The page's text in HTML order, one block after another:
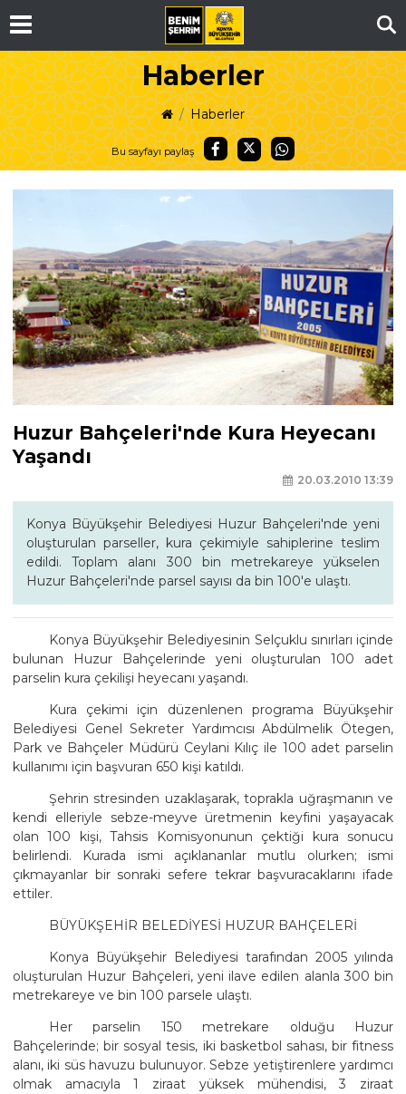
Haberler
Haberler
Bu sayfayı paylaş
Huzur Bahçeleri'nde Kura Heyecanı
Yaşandı
20.03.2010 13:39
Konya Büyükşehir Belediyesi Huzur Bahçeleri'nde yeni
oluşturulan parseller, kura çekimiyle sahiplerine teslim
edildi. Toplam alanı 300 bin metrekareye yükselen
Huzur Bahçeleri'nde parsel sayısı da bin 100'e ulaştı.
Konya Büyükşehir Belediyesinin Selçuklu sınırları içinde
bulunan Huzur Bahçelerinde yeni oluşturulan 100 adet
parselin kura çekilişi heyecanı yaşandı.
Kura çekimi için düzenlenen programa Büyükşehir
Belediyesi Genel Sekreter Yardımcısı Abdülmelik Ötegen,
Park ve Bahçeler Müdürü Ceylani Kılıç ile 100 adet parselin
kullanımı için başvuran 650 kişi katıldı.
Şehrin stresinden uzaklaşarak, toprakla uğraşmanın ve
kendi elleriyle sebze-meyve üretmenin keyfini yaşayacak
olan 100 kişi, Tahsis Komisyonunun çektiği kura sonucu
belirlendi. Kurada ismi açıklananlar mutlu olurken; ismi
çıkmayanlar bir sonraki sefere tekrar başvuracaklarını ifade
ettiler.
BÜYÜKŞEHİR BELEDİYESİ HUZUR BAHÇELERİ
Konya Büyükşehir Belediyesi tarafından 2005 yılında
oluşturulan Huzur Bahçeleri, yeni ilave edilen alanla 300 bin
metrekareye ve bin 100 parsele ulaştı.
Her parselin 150 metrekare olduğu Huzur
Bahçelerinde; bir sosyal tesis, iki basketbol sahası, bir fitness
alanı, iki süs havuzu bulunuyor. Sebze yetiştirenlere yardımcı
olmak amacıyla 1 ziraat yüksek mühendisi, 3 ziraat